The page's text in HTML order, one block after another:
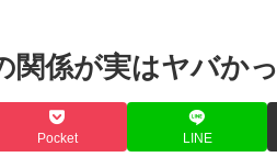
関係が実はヤバか
Pocket LINE